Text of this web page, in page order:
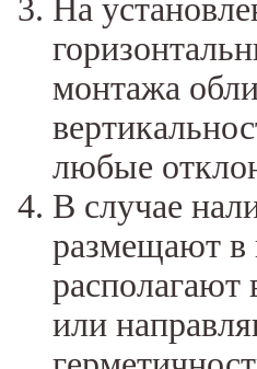
На
монтажа
любые
В случае
размещают в
располагают
или